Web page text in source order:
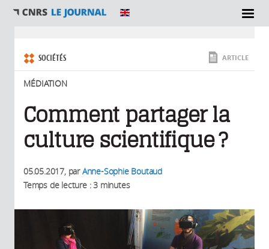
SECTIONS
SOCIÉTÉS
MÉDIATION
ARTICLE
Comment partager la
culture scientifique ?
05.05.2017, parAnne-Sophie Boutaud
Temps de lecture : 3 minutes